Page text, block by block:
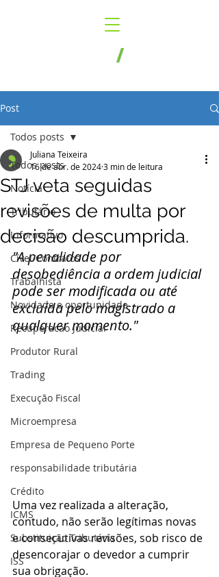
Post
Todos posts
Notícia
Tributário
Informativo
Cível/Contratos
Trabalhista
Novidade e oportunidade
Recuperacao Judicial
Produtor Rural
Trading
Execução Fiscal
Microempresa
Empresa de Pequeno Porte
responsabilidade tributária
Crédito
ICMS
Substituição Tributária
ISS
Todos posts
STJ veta seguidas
revisões de multa por
decisão descumprida.
Juliana Teixeira
16 de abr. de 20243 min de leitura
"A penalidade por
desobediência a ordem judicial
pode ser modificada ou até
excluída pelo magistrado a
qualquer momento."
Uma vez realizada a alteração,
contudo, não serão legítimas novas
e consecutivas revisões, sob risco de
desencorajar o devedor a cumprir
sua obrigação.